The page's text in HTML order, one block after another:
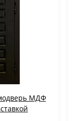
МДФ